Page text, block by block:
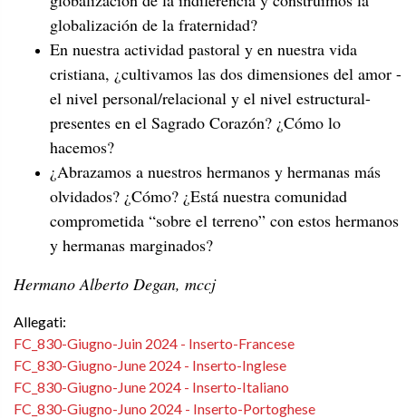
globalización de la fraternidad?
En nuestra actividad pastoral y en nuestra vida
cristiana, ¿cultivamos las dos dimensiones del amor -
el nivel personal/relacional y el nivel estructural-
presentes en el Sagrado Corazón? ¿Cómo lo
hacemos?
¿Abrazamos a nuestros hermanos y hermanas más
olvidados? ¿Cómo? ¿Está nuestra comunidad
comprometida “sobre el terreno” con estos hermanos
y hermanas marginados?
Hermano Alberto Degan, mccj
Allegati:
FC_830-Giugno-Juin 2024 - Inserto-Francese
FC_830-Giugno-June 2024 - Inserto-Inglese
FC_830-Giugno-June 2024 - Inserto-Italiano
FC_830-Giugno-Juno 2024 - Inserto-Portoghese